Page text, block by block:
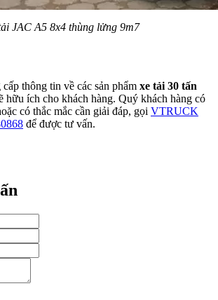
JAC A5 8x4 thùng lửng 9m7
thông tin về các sản phẩm xe tải 30 tấn
hữu ích cho khách hàng. Quý khách hàng có
có thắc mắc cần giải đáp, gọi VTRUCK
để được tư vấn.